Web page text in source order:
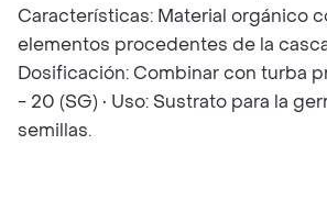
Características: Material orgánico
elementos procedentes de la
Dosificación: Combinar con turba
- 20 (SG) • Uso: Sustrato para la
semillas.